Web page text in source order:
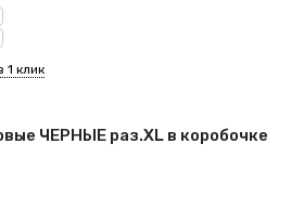
ЧЕРНЫЕ раз.XL в коробочке
1 клик